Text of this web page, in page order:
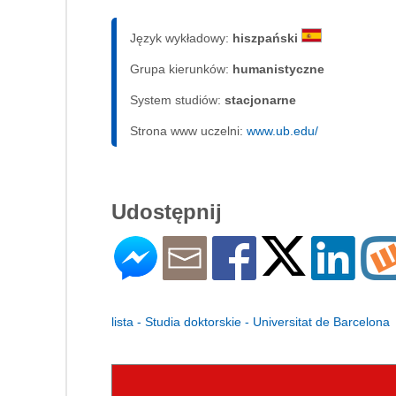
Język wykładowy: hiszpański
Grupa kierunków: humanistyczne
System studiów: sta­cjo­nar­ne
Strona www uczelni: www.ub.edu/
Udostępnij
lista - Studia doktorskie - Universitat de Barcelona